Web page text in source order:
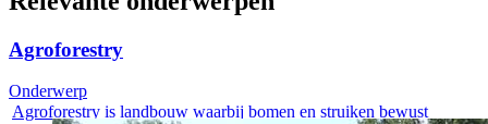
Agroforestry
Agroforestry is landbouw waarbij bomen en struiken bewust
Onderwerp